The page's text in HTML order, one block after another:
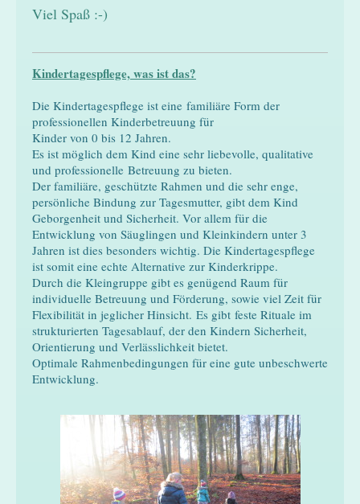
Viel Spaß :-)
Kindertagespflege, was ist das?
Die Kindertagespflege ist eine familiäre Form der
professionellen Kinderbetreuung für
Kinder von 0 bis 12 Jahren.
Es ist möglich dem Kind eine sehr liebevolle, qualitative
und professionelle Betreuung zu bieten.
Der familiäre, geschützte Rahmen und die sehr enge,
persönliche Bindung zur Tagesmutter, gibt dem Kind
Geborgenheit und Sicherheit. Vor allem für die
Entwicklung von Säuglingen und Kleinkindern unter 3
Jahren ist dies besonders wichtig. Die Kindertagespflege
ist somit eine echte Alternative zur Kinderkrippe.
Durch die Kleingruppe gibt es genügend Raum für
individuelle Betreuung und Förderung, sowie viel Zeit für
Flexibilität in jeglicher Hinsicht. Es gibt feste Rituale im
strukturierten Tagesablauf, der den Kindern Sicherheit,
Orientierung und Verlässlichkeit bietet.
Optimale Rahmenbedingungen für eine gute unbeschwerte
Entwicklung.